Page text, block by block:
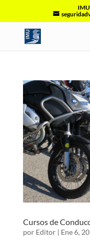
IMU
Cursos de
por Editor| Ene 6,